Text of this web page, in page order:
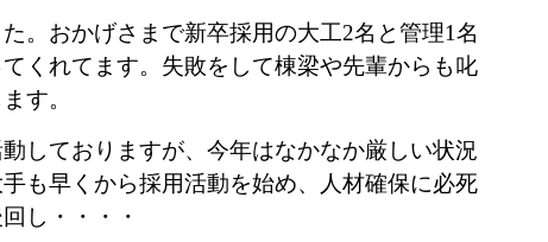
。おかげさまで新卒採用の大工2名と管理1名
くれてます。失敗をして棟梁や先輩からも叱
す。
しておりますが、今年はなかなか厳しい状況
も早くから採用活動を始め、人材確保に必死
し・・・・